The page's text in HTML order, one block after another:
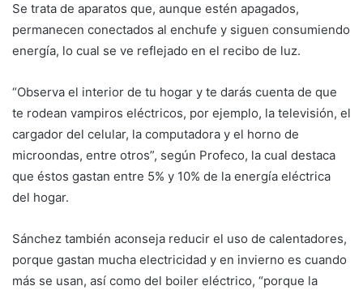
Se trata de aparatos que, aunque estén apagados,
permanecen conectados al enchufe y siguen consumiendo
energía, lo cual se ve reflejado en el recibo de luz.
“Observa el interior de tu hogar y te darás cuenta de que
te rodean vampiros eléctricos, por ejemplo, la televisión, el
cargador del celular, la computadora y el horno de
microondas, entre otros”, según Profeco, la cual destaca
que éstos gastan entre 5% y 10% de la energía eléctrica
del hogar.
Sánchez también aconseja reducir el uso de calentadores,
porque gastan mucha electricidad y en invierno es cuando
más se usan, así como del boiler eléctrico, “porque la